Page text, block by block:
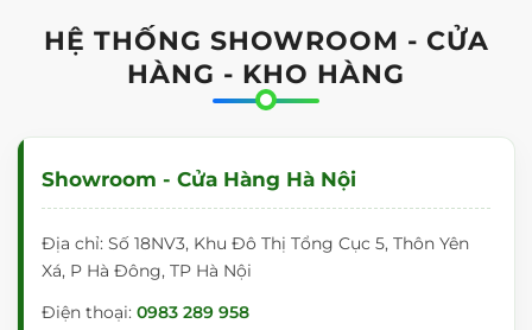
HỆ THỐNG SHOWROOM - CỬA
HÀNG - KHO HÀNG
Showroom - Cửa Hàng Hà Nội
Địa chỉ: Số 18NV3, Khu Đô Thị Tổng Cục 5, Thôn Yên
Xá, P Hà Đông, TP Hà Nội
Điện thoại: 0983 289 958